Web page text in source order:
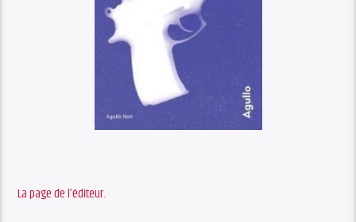
La page de l’éditeur.